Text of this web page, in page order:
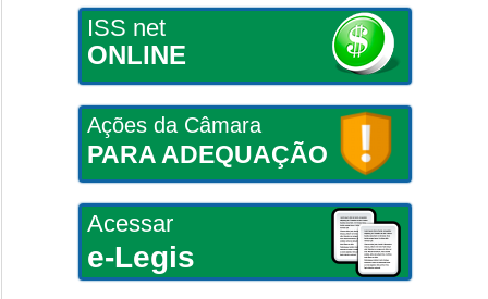
ISS net
ONLINE
Ações da Câmara
PARA ADEQUAÇÃO
Acessar
e-Legis